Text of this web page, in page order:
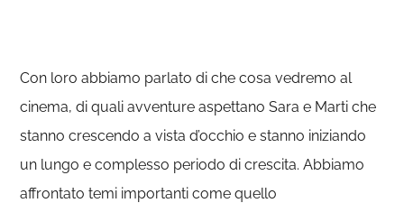
Con loro abbiamo parlato di che cosa vedremo al
cinema, di quali avventure aspettano Sara e Marti che
stanno crescendo a vista d’occhio e stanno iniziando
un lungo e complesso periodo di crescita. Abbiamo
affrontato temi importanti come quello